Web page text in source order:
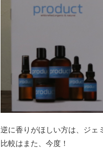
逆に香りがほしい方は、ジ
比較はまた、今度！